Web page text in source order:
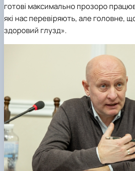
готові максимально прозоро
які нас перевіряють, але головне,
здоровий глузд».